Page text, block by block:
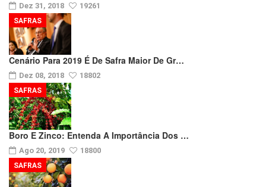
Dez 31, 2018 19261
Cenário Para 2019 É De Safra Maior De Gr…
Dez 08, 2018 18802
SAFRAS
Boro E Zinco: Entenda A Importância Dos …
Ago 20, 2019 18800
SAFRAS
SAFRAS